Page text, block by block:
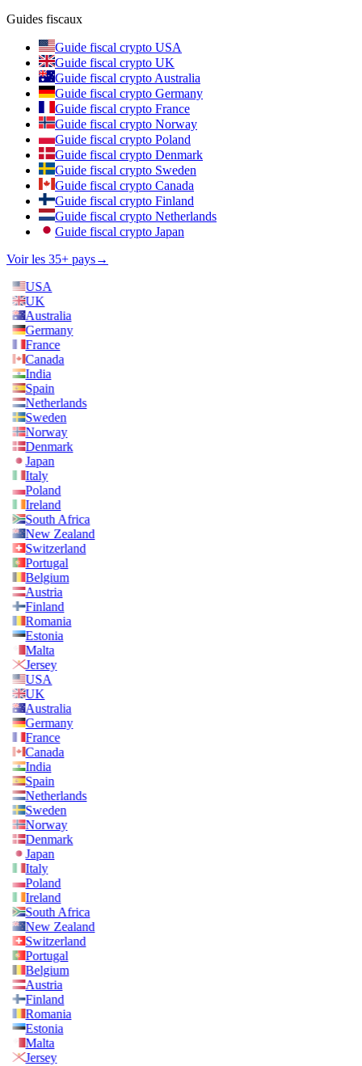
Guides fiscaux
Guide fiscal crypto USA
Guide fiscal crypto UK
Guide fiscal crypto Australia
Guide fiscal crypto Germany
Guide fiscal crypto France
Guide fiscal crypto Norway
Guide fiscal crypto Poland
Guide fiscal crypto Denmark
Guide fiscal crypto Sweden
Guide fiscal crypto Canada
Guide fiscal crypto Finland
Guide fiscal crypto Netherlands
Guide fiscal crypto Japan
Voir les 35+ pays→
USA
UK
Australia
Germany
France
Canada
India
Spain
Netherlands
Sweden
Norway
Denmark
Japan
Italy
Poland
Ireland
South Africa
New Zealand
Switzerland
Portugal
Belgium
Austria
Finland
Romania
Estonia
Malta
Jersey
USA
UK
Australia
Germany
France
Canada
India
Spain
Netherlands
Sweden
Norway
Denmark
Japan
Italy
Poland
Ireland
South Africa
New Zealand
Switzerland
Portugal
Belgium
Austria
Finland
Romania
Estonia
Malta
Jersey